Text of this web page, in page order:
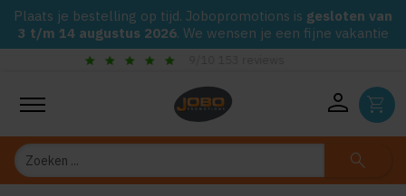
Plaats je bestelling op tijd. Jobopromotions is gesloten van
3 t/m 14 augustus 2026. We wensen je een fijne vakantie
Gegarandeerd de laagste prijs op alle Jobo's Advies artikelen
person shopping_cart
Zoeken search